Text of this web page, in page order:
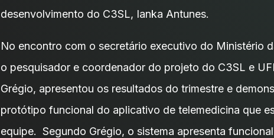
desenvolvimento do C3SL, Ianka Antunes.
No encontro com o secretário executivo do Ministério
o pesquisador e coordenador do projeto do C3SL e
Grégio, apresentou os resultados do trimestre e
protótipo funcional do aplicativo de telemedicina que
equipe. Segundo Grégio, o sistema apresenta